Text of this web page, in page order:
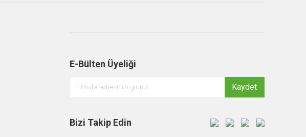
E-Bülten Üyeliği
Kaydet
Bizi Takip Edin